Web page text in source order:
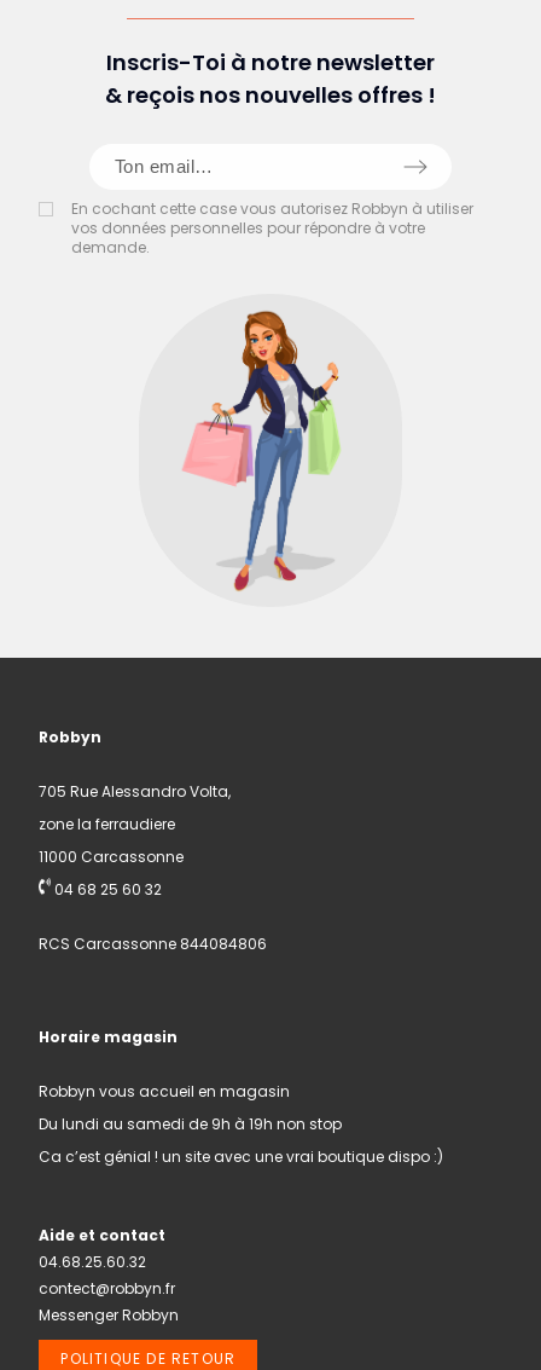
Inscris-Toi à notre newsletter
& reçois nos nouvelles offres !
En cochant cette case vous autorisez Robbyn à utiliser
vos données personnelles pour répondre à votre
demande.
Robbyn
705 Rue Alessandro Volta,
zone la ferraudiere
11000 Carcassonne
04 68 25 60 32
RCS Carcassonne 844084806
Horaire magasin
Robbyn vous accueil en magasin
Du lundi au samedi de 9h à 19h non stop
Ca c’est génial ! un site avec une vrai boutique dispo :)
Aide et contact
04.68.25.60.32
contect@robbyn.fr
Messenger Robbyn
POLITIQUE DE RETOUR